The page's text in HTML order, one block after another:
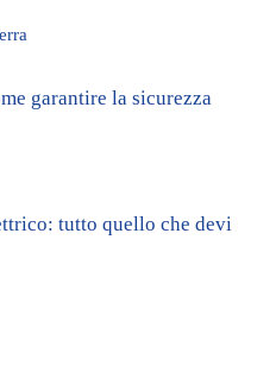
garantire la sicurezza
tutto quello che devi